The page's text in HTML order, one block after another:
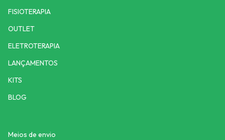
FISIOTERAPIA
OUTLET
ELETROTERAPIA
LANÇAMENTOS
KITS
BLOG
Meios de envio